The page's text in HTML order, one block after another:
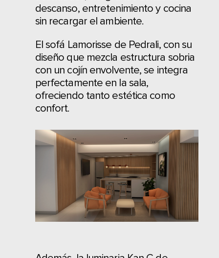
descanso, entretenimiento y cocina
sin recargar el ambiente.
El sofá Lamorisse de Pedrali, con su
diseño que mezcla estructura sobria
con un cojín envolvente, se integra
perfectamente en la sala,
ofreciendo tanto estética como
confort.